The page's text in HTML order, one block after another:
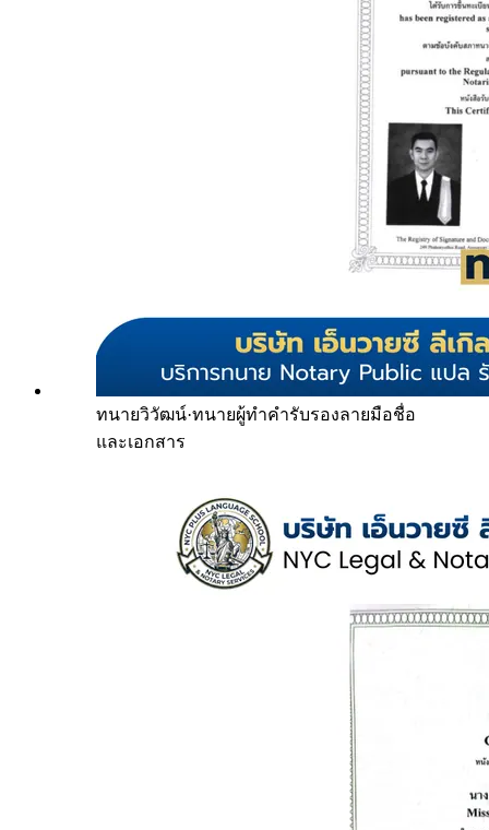
ทนายวิวัฒน์·ทนายผู้ทำคำรับรองลายมือชื่อ
และเอกสาร